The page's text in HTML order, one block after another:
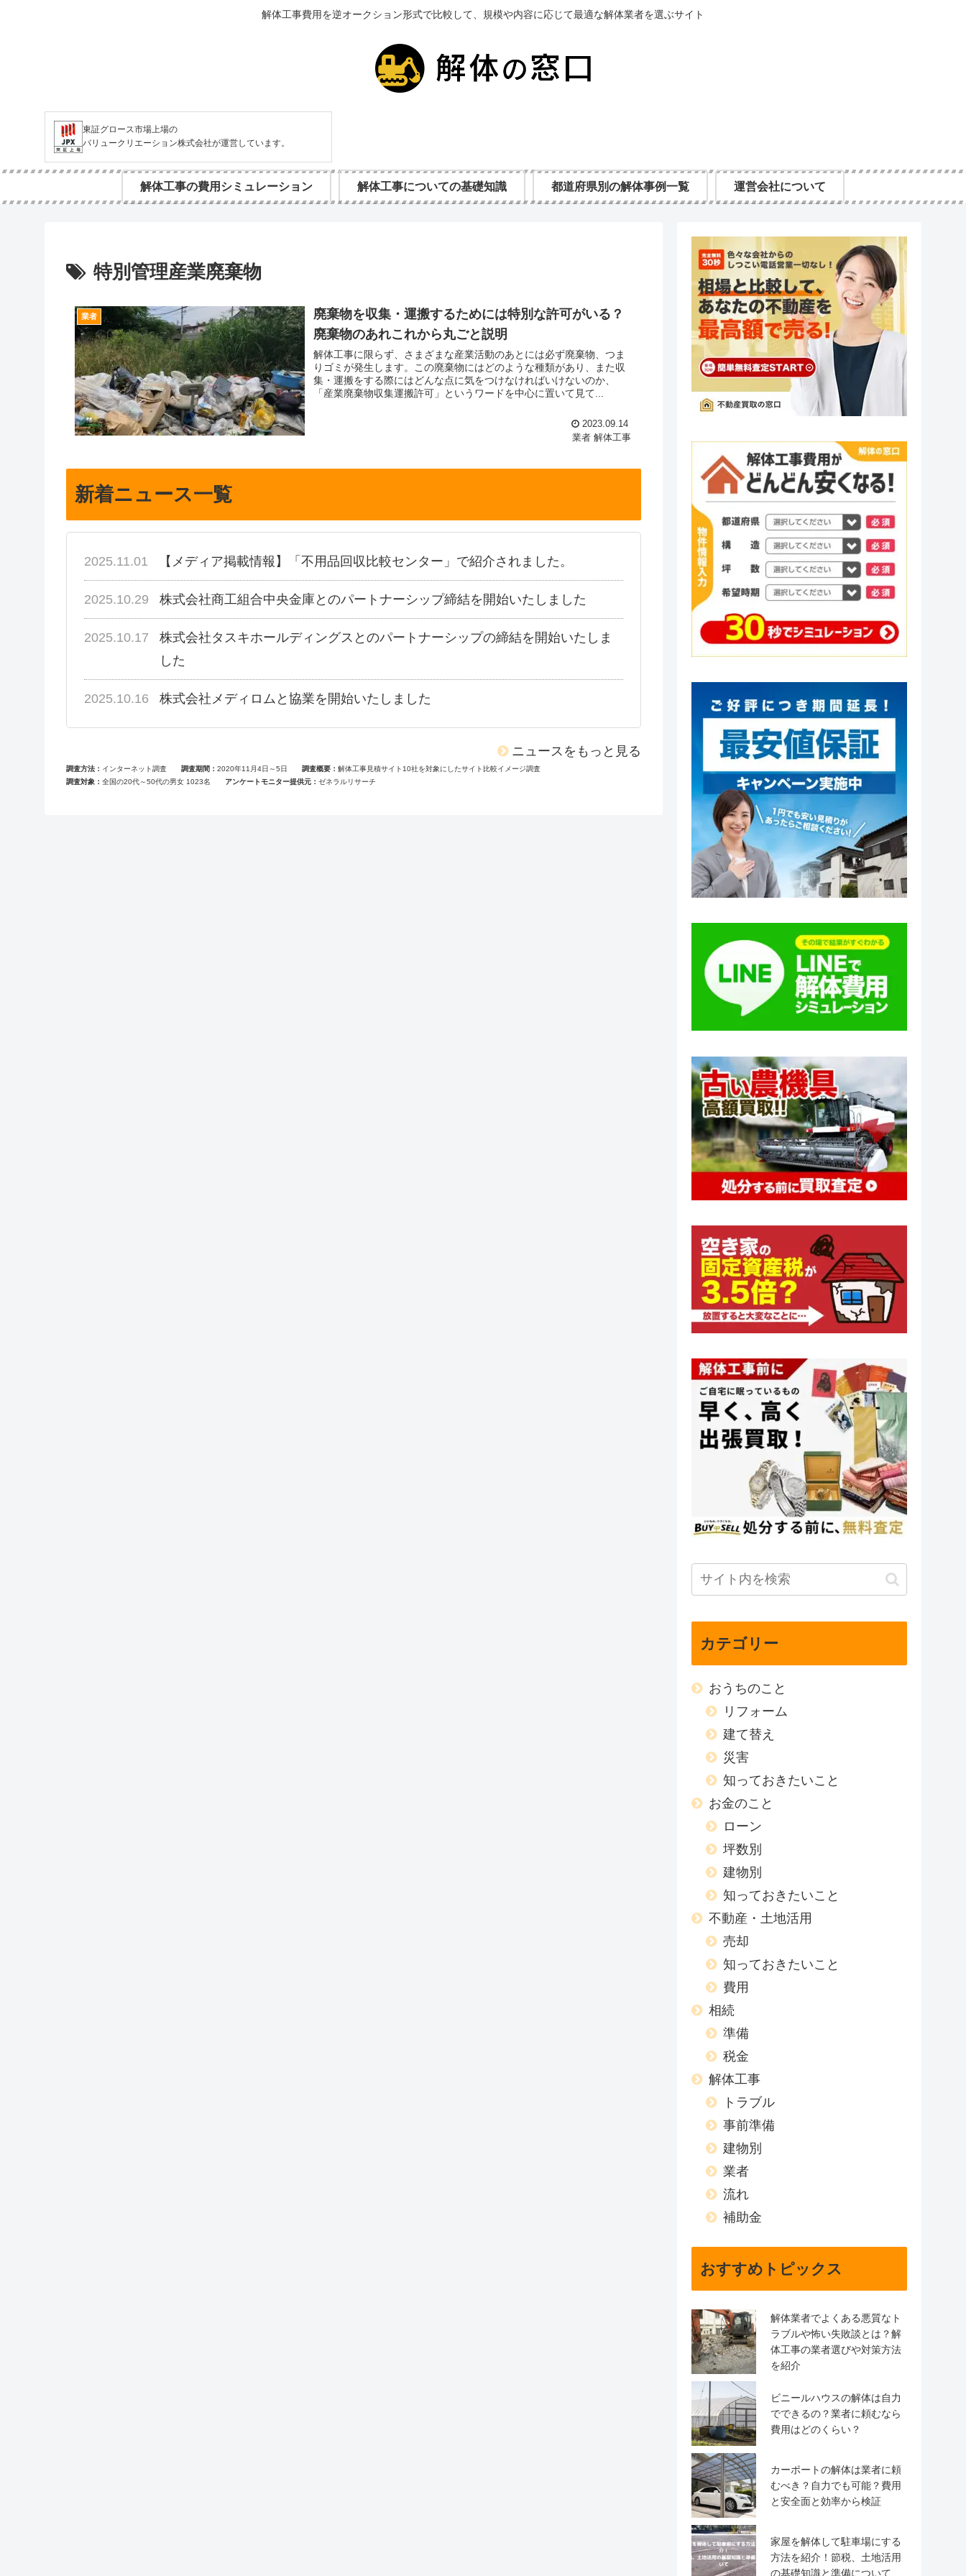
解体工事費用を逆オークション形式で比較して、規模や内容に応じて最適な解体業者を選ぶサイト
東証グロース市場上場の
バリュークリエーション株式会社が運営しています。
解体工事の費用シミュレーション 解体工事についての基礎知識 都道府県別の解体事例一覧 運営会社について
特別管理産業廃棄物
業者
廃棄物を収集・運搬するためには特別な許可がいる？
廃棄物のあれこれから丸ごと説明
解体工事に限らず、さまざまな産業活動のあとには必ず廃棄物、つま
りゴミが発生します。この廃棄物にはどのような種類があり、また収
集・運搬をする際にはどんな点に気をつけなければいけないのか、
「産業廃棄物収集運搬許可」というワードを中心に置いて見て...
2023.09.14
業者 解体工事
新着ニュース一覧
2025.11.01 【メディア掲載情報】「不用品回収比較センター」で紹介されました。
2025.10.29 株式会社商工組合中央金庫とのパートナーシップ締結を開始いたしました
2025.10.17
株式会社タスキホールディングスとのパートナーシップの締結を開始いたしま
した
2025.10.16 株式会社メディロムと協業を開始いたしました
ニュースをもっと見る
調査方法 インターネット調査 調査期間 2020年11月4日～5日 調査概要
解体工事見積サイト10社を対象にしたサイト比較イメージ調査
調査対象
全国の20代～50代の男女 1023名 アンケートモニター提供元 ゼネラルリサーチ
カテゴリー
おうちのこと
リフォーム
建て替え
災害
知っておきたいこと
お金のこと
ローン
坪数別
建物別
知っておきたいこと
不動産・土地活用
売却
知っておきたいこと
費用
相続
準備
税金
解体工事
トラブル
事前準備
建物別
業者
流れ
補助金
おすすめトピックス
解体業者でよくある悪質なト
ラブルや怖い失敗談とは？解
体工事の業者選びや対策方法
を紹介
ビニールハウスの解体は自力
でできるの？業者に頼むなら
費用はどのくらい？
カーポートの解体は業者に頼
むべき？自力でも可能？費用
と安全面と効率から検証
家屋を解体して駐車場にする
方法を紹介！節税、土地活用
の基礎知識と準備について